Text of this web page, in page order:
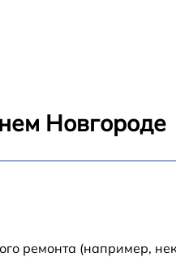
Новгороде
ремонта (например,